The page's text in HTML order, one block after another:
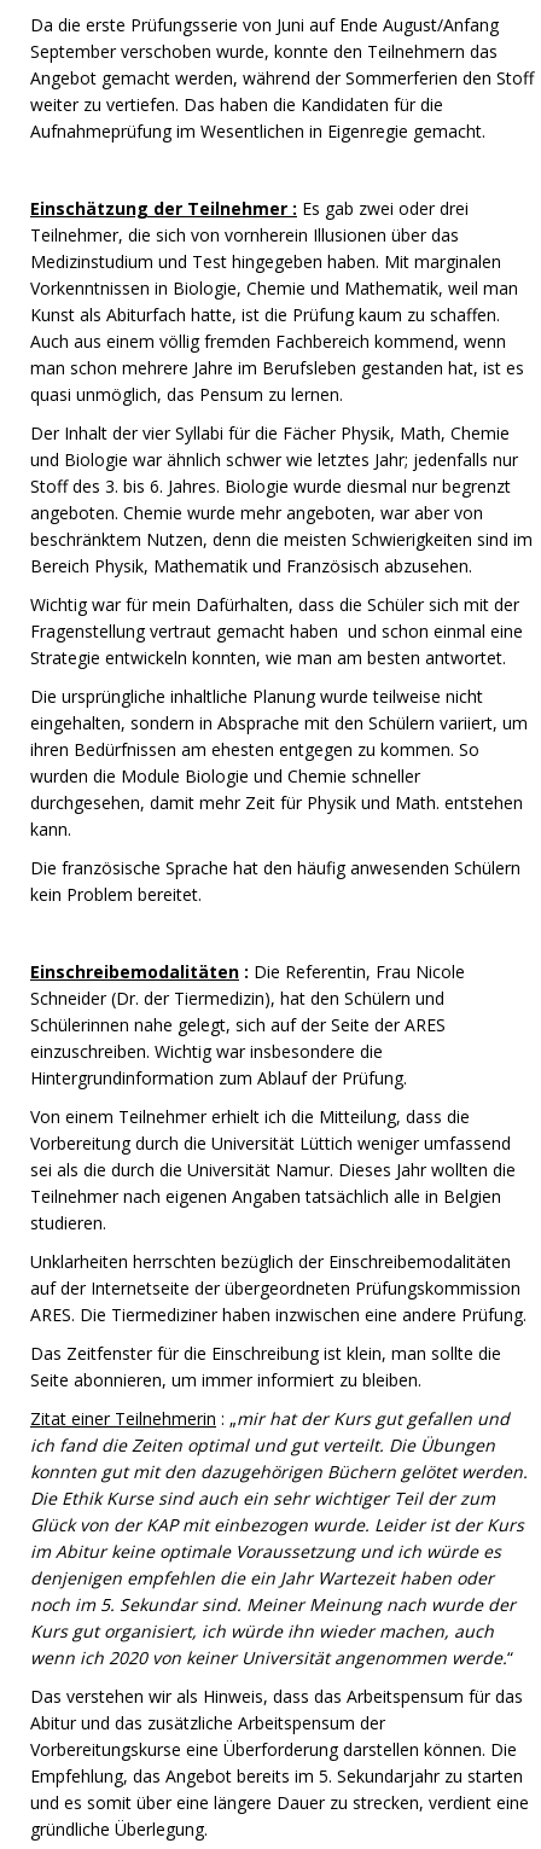
Da die erste Prüfungsserie von Juni auf Ende August/Anfang
September verschoben wurde, konnte den Teilnehmern das
Angebot gemacht werden, während der Sommerferien den Stoff
weiter zu vertiefen. Das haben die Kandidaten für die
Aufnahmeprüfung im Wesentlichen in Eigenregie gemacht.
Einschätzung der Teilnehmer : Es gab zwei oder drei
Teilnehmer, die sich von vornherein Illusionen über das
Medizinstudium und Test hingegeben haben. Mit marginalen
Vorkenntnissen in Biologie, Chemie und Mathematik, weil man
Kunst als Abiturfach hatte, ist die Prüfung kaum zu schaffen.
Auch aus einem völlig fremden Fachbereich kommend, wenn
man schon mehrere Jahre im Berufsleben gestanden hat, ist es
quasi unmöglich, das Pensum zu lernen.
Der Inhalt der vier Syllabi für die Fächer Physik, Math, Chemie
und Biologie war ähnlich schwer wie letztes Jahr; jedenfalls nur
Stoff des 3. bis 6. Jahres. Biologie wurde diesmal nur begrenzt
angeboten. Chemie wurde mehr angeboten, war aber von
beschränktem Nutzen, denn die meisten Schwierigkeiten sind im
Bereich Physik, Mathematik und Französisch abzusehen.
Wichtig war für mein Dafürhalten, dass die Schüler sich mit der
Fragenstellung vertraut gemacht haben und schon einmal eine
Strategie entwickeln konnten, wie man am besten antwortet.
Die ursprüngliche inhaltliche Planung wurde teilweise nicht
eingehalten, sondern in Absprache mit den Schülern variiert, um
ihren Bedürfnissen am ehesten entgegen zu kommen. So
wurden die Module Biologie und Chemie schneller
durchgesehen, damit mehr Zeit für Physik und Math. entstehen
kann.
Die französische Sprache hat den häufig anwesenden Schülern
kein Problem bereitet.
Einschreibemodalitäten : Die Referentin, Frau Nicole
Schneider (Dr. der Tiermedizin), hat den Schülern und
Schülerinnen nahe gelegt, sich auf der Seite der ARES
einzuschreiben. Wichtig war insbesondere die
Hintergrundinformation zum Ablauf der Prüfung.
Von einem Teilnehmer erhielt ich die Mitteilung, dass die
Vorbereitung durch die Universität Lüttich weniger umfassend
sei als die durch die Universität Namur. Dieses Jahr wollten die
Teilnehmer nach eigenen Angaben tatsächlich alle in Belgien
studieren.
Unklarheiten herrschten bezüglich der Einschreibemodalitäten
auf der Internetseite der übergeordneten Prüfungskommission
ARES. Die Tiermediziner haben inzwischen eine andere Prüfung.
Das Zeitfenster für die Einschreibung ist klein, man sollte die
Seite abonnieren, um immer informiert zu bleiben.
Zitat einer Teilnehmerin : „mir hat der Kurs gut gefallen und
ich fand die Zeiten optimal und gut verteilt. Die Übungen
konnten gut mit den dazugehörigen Büchern gelötet werden.
Die Ethik Kurse sind auch ein sehr wichtiger Teil der zum
Glück von der KAP mit einbezogen wurde. Leider ist der Kurs
im Abitur keine optimale Voraussetzung und ich würde es
denjenigen empfehlen die ein Jahr Wartezeit haben oder
noch im 5. Sekundar sind. Meiner Meinung nach wurde der
Kurs gut organisiert, ich würde ihn wieder machen, auch
wenn ich 2020 von keiner Universität angenommen werde.“
Das verstehen wir als Hinweis, dass das Arbeitspensum für das
Abitur und das zusätzliche Arbeitspensum der
Vorbereitungskurse eine Überforderung darstellen können. Die
Empfehlung, das Angebot bereits im 5. Sekundarjahr zu starten
und es somit über eine längere Dauer zu strecken, verdient eine
gründliche Überlegung.